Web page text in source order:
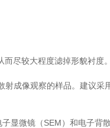
尽较大程度滤掉形貌衬度
成像观察的样品。建议采
显微镜（SEM）和电子背